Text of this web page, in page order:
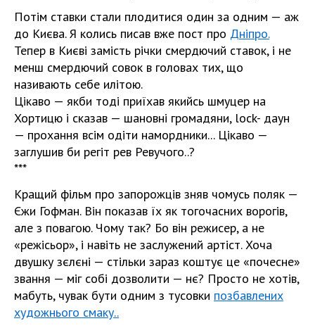
Потім ставки стали плодитися один за одним — аж
до Києва. Я колись писав вже пост про Дніпро.
Тепер в Києві замість річки смердючий ставок, і не
менш смердючий совок в головах тих, що
називають себе илітою.
Цікаво — якби тоді приїхав якийсь шмуцер на
Хортицю і сказав — шановні громадяни, lock- даун
— прохання всім одіти намордники... Цікаво —
заглушив би регіт рев Ревучого..?
***
Кращий фільм про запорожців зняв чомусь поляк —
Єжи Гофман. Він показав їх як тогочасних ворогів,
але з повагою. Чому так? Бо він режисер, а не
«режісьор», і навіть не заслужений артіст. Хоча
двушку зєлєні — стільки зараз коштує це «почесне»
звання — міг собі дозволити — нє? Просто не хотів,
мабуть, чувак бути одним з тусовки позбавлених
художнього смаку..